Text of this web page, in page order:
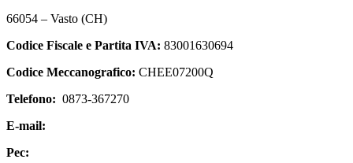
66054 – Vasto (CH)
Codice Fiscale e Partita IVA: 83001630694
Codice Meccanografico: CHEE07200Q
Telefono: 0873-367270
E-mail:
Pec: